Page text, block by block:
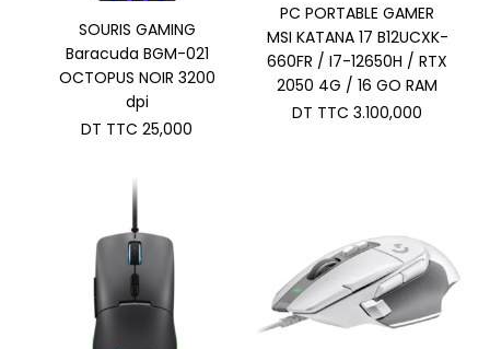
SOURIS GAMING
Baracuda BGM-021
OCTOPUS NOIR 3200
dpi
DT TTC 25,000
PC PORTABLE GAMER
MSI KATANA 17 B12UCXK-
660FR / I7-12650H / RTX
2050 4G / 16 GO RAM
DT TTC 3.100,000